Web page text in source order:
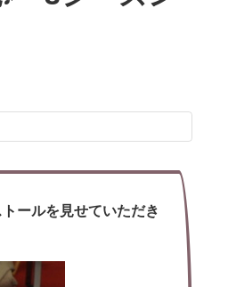
ールを見せていただき